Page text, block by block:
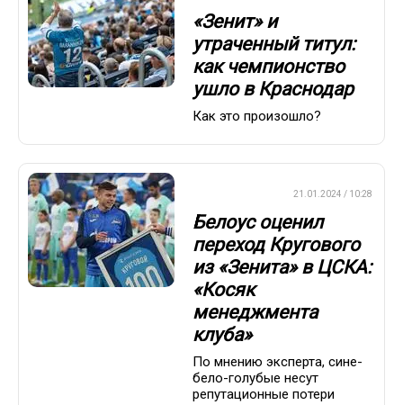
«Зенит» и
утраченный титул:
как чемпионство
ушло в Краснодар
Как это произошло?
21.01.2024 / 10:28
Белоус оценил
переход Кругового
из «Зенита» в ЦСКА:
«Косяк
менеджмента
клуба»
По мнению эксперта, сине-
бело-голубые несут
репутационные потери